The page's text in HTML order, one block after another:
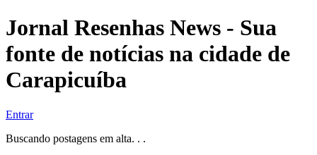
Jornal Resenhas News - Sua
fonte de notícias na cidade de
Carapicuíba
Entrar
Buscando postagens em alta. . .